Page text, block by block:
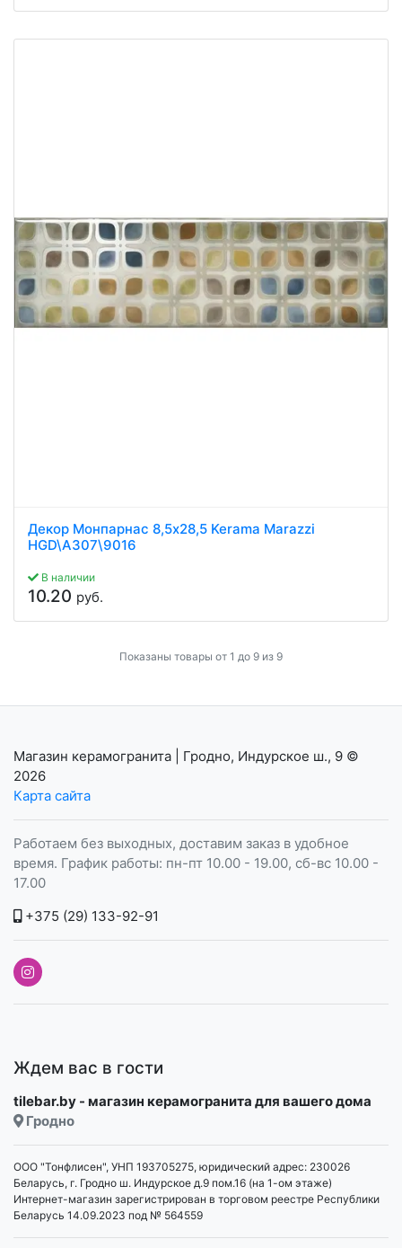
Декор Монпарнас 8,5x28,5 Kerama Marazzi
HGD\A307\9016
В наличии
10.20 руб.
Показаны товары от 1 до 9 из 9
Магазин керамогранита | Гродно, Индурское ш., 9 ©
2026
Карта сайта
Работаем без выходных, доставим заказ в удобное
время. График работы: пн-пт 10.00 - 19.00, сб-вс 10.00 -
17.00
+375 (29) 133-92-91
Ждем вас в гости
tilebar.by - магазин керамогранита для вашего дома
Гродно
ООО "Тонфлисен", УНП 193705275, юридический адрес: 230026
Беларусь, г. Гродно ш. Индурское д.9 пом.16 (на 1-ом этаже)
Интернет-магазин зарегистрирован в торговом реестре Республики
Беларусь 14.09.2023 под № 564559